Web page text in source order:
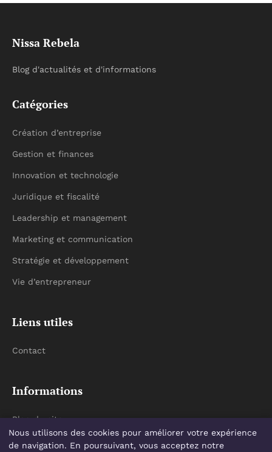
Nissa Rebela
Blog d'actualités et d'informations
Catégories
Création d’entreprise
Gestion et finances
Innovation et technologie
Juridique et fiscalité
Leadership et management
Marketing et communication
Stratégie et développement
Vie d’entrepreneur
Liens utiles
Contact
Informations
Plan du site
Nous utilisons des cookies pour améliorer votre expérience
de navigation. En poursuivant, vous acceptez notre